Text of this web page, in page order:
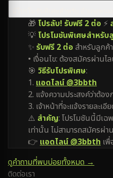
🎁 โปรลับ! รับฟรี 2 ต่อ ⚡
💡 โปรโมชันพิเศษสำหรั
✨ รับฟรี 2 ต่อ สำหรับลูกค้
• เงื่อนไข: ต้องสมัครผ่าน
🎯 วิธีรับโปรพิเศษ:
1. แอดไลน์ @3bbth
2. แจ้งความประสงค์ว่าต้อ
3. เจ้าหน้าที่จะแจ้งรายละเอี
⚠️ สำคัญ: โปรโมชันนี้มีเฉ
เท่านั้น ไม่สามารถสมัครผ่
👉 แอดไลน์ @3bbth เ
ดูคำถามที่พบบ่อยทั้งหมด →
ติดต่อเรา